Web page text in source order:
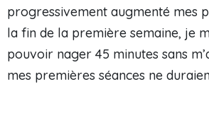
progressivement augmenté mes
la fin de la première semaine, je
pouvoir nager 45 minutes sans
mes premières séances ne